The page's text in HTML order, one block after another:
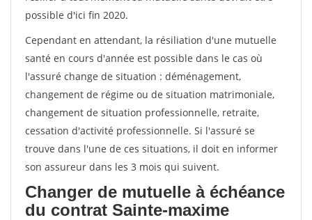
possible d'ici fin 2020.
Cependant en attendant, la résiliation d'une mutuelle
santé en cours d'année est possible dans le cas où
l'assuré change de situation : déménagement,
changement de régime ou de situation matrimoniale,
changement de situation professionnelle, retraite,
cessation d'activité professionnelle. Si l'assuré se
trouve dans l'une de ces situations, il doit en informer
son assureur dans les 3 mois qui suivent.
Changer de mutuelle à échéance
du contrat Sainte-maxime